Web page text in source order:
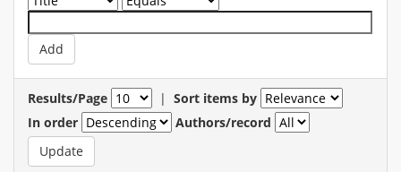
Results/Page | Sort items by
In order
Authors/record